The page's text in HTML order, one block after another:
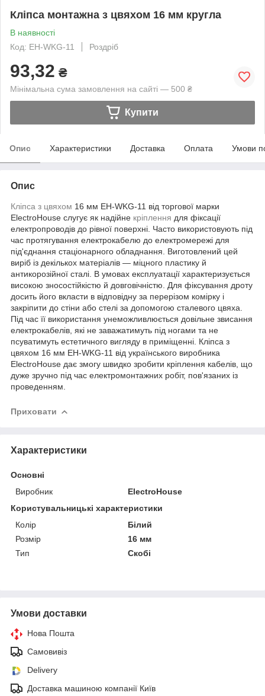
Кліпса монтажна з цвяхом 16 мм кругла
В наявності
Код: EH-WKG-11
Роздріб
93,32 ₴
Мінімальна сума замовлення на сайті — 500 ₴
Купити
Опис Характеристики Доставка Оплата Умови
Опис
Кліпса з цвяхом 16 мм EH-WKG-11 від торгової марки
ElectroHouse слугує як надійне кріплення для фіксації
електропроводів до рівної поверхні. Часто використовують під
час протягування електрокабелю до електромережі для
під'єднання стаціонарного обладнання. Виготовлений цей
виріб із декількох матеріалів — міцного пластику й
антикорозійної сталі. В умовах експлуатації характеризується
високою зносостійкістю й довговічністю. Для фіксування дроту
досить його вкласти в відповідну за перерізом комірку і
закріпити до стіни або стелі за допомогою сталевого цвяха.
Під час її використання унеможливлюється довільне звисання
електрокабелів, які не заважатимуть під ногами та не
псуватимуть естетичного вигляду в приміщенні. Кліпса з
цвяхом 16 мм EH-WKG-11 від українського виробника
ElectroHouse дає змогу швидко зробити кріплення кабелів, що
дуже зручно під час електромонтажних робіт, пов'язаних із
проведенням.
Приховати
Характеристики
Основні
Виробник
ElectroHouse
Користувальницькі характеристики
Колір
Білий
Розмір
16 мм
Тип
Скобі
Умови доставки
Нова Пошта
Самовивіз
Delivery
Доставка машиною компанії Київ